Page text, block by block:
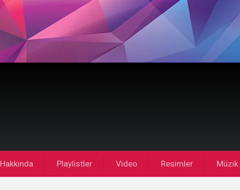
Hakkında Playlistler Video Resimler Müzik